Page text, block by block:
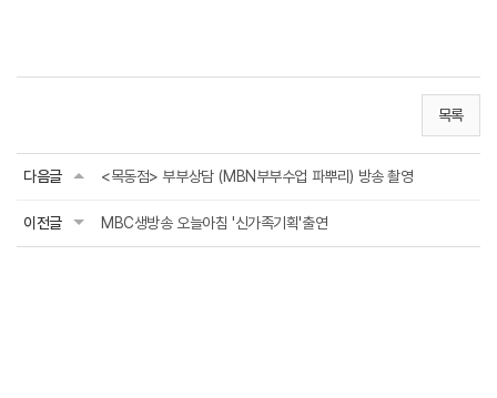
목록
다음글 <목동점> 부부상담 (MBN부부수업 파뿌리) 방송 촬영
이전글 MBC생방송 오늘아침 '신가족기획'출연